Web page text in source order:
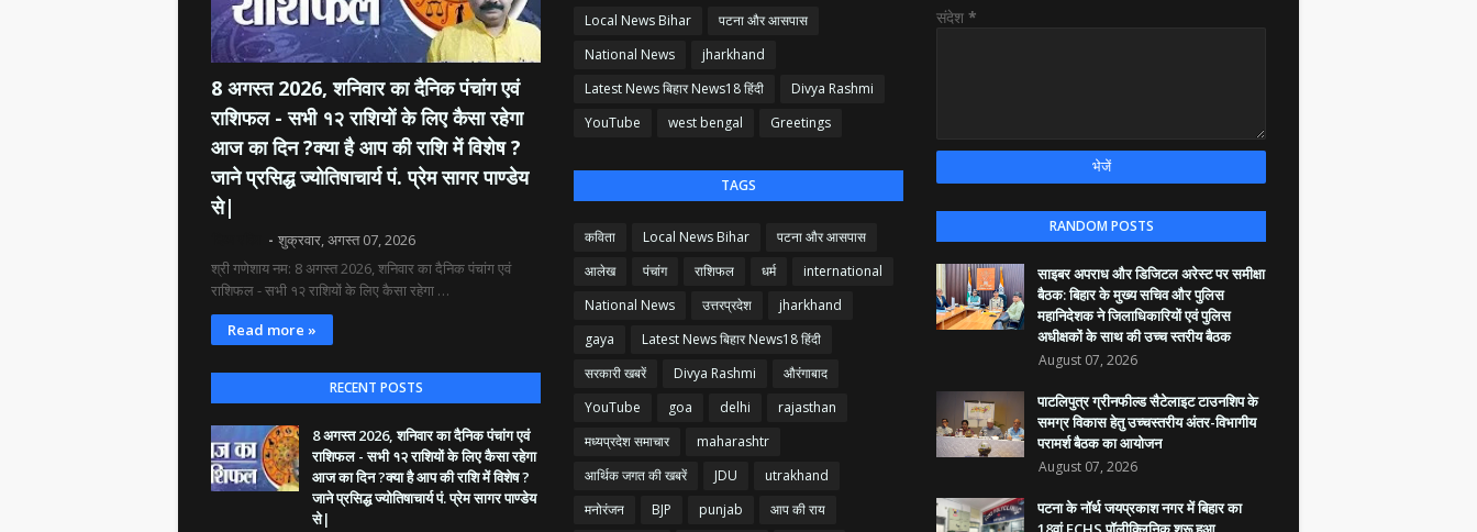
8 अगस्त 2026, शनिवार का दैनिक पंचांग एवं
राशिफल - सभी १२ राशियों के लिए कैसा रहेगा
आज का दिन ?क्या है आप की राशि में विशेष ?
जाने प्रसिद्ध ज्योतिषाचार्य पं. प्रेम सागर पाण्डेय
से|
शुक्रवार, अगस्त 07, 2026
श्री गणेशाय नम: 8 अगस्त 2026, शनिवार का दैनिक पंचांग एवं
राशिफल - सभी १२ राशियों के लिए कैसा रहेगा …
Read more »
RECENT POSTS
8 अगस्त 2026, शनिवार का दैनिक पंचांग एवं
राशिफल - सभी १२ राशियों के लिए कैसा रहेगा
आज का दिन ?क्या है आप की राशि में विशेष ?
जाने प्रसिद्ध ज्योतिषाचार्य पं. प्रेम सागर पाण्डेय
से|
Local News Bihar
पटना और आसपास
National News
jharkhand
Latest News बिहार News18 हिंदी
Divya Rashmi
YouTube
west bengal Greetings
TAGS
कविता Local News Bihar
पटना और आसपास
आलेख
पंचांग राशिफल धर्म
international
National News
उत्तरप्रदेश
jharkhand
gaya
Latest News बिहार News18 हिंदी
सरकारी खबरें
Divya Rashmi
औरंगाबाद
YouTube
goa delhi
rajasthan
मध्यप्रदेश समाचार
maharashtr
आर्थिक जगत की खबरें
JDU
utrakhand
मनोरंजन
BJP punjab आप की राय
संदेश *
RANDOM POSTS
साइबर अपराध और डिजिटल अरेस्ट पर समीक्षा
बैठक: बिहार के मुख्य सचिव और पुलिस
महानिदेशक ने जिलाधिकारियों एवं पुलिस
अधीक्षकों के साथ की उच्च स्तरीय बैठक
August 07, 2026
पाटलिपुत्र ग्रीनफील्ड सैटेलाइट टाउनशिप के
समग्र विकास हेतु उच्चस्तरीय अंतर-विभागीय
परामर्श बैठक का आयोजन
August 07, 2026
पटना के नॉर्थ जयप्रकाश नगर में बिहार का